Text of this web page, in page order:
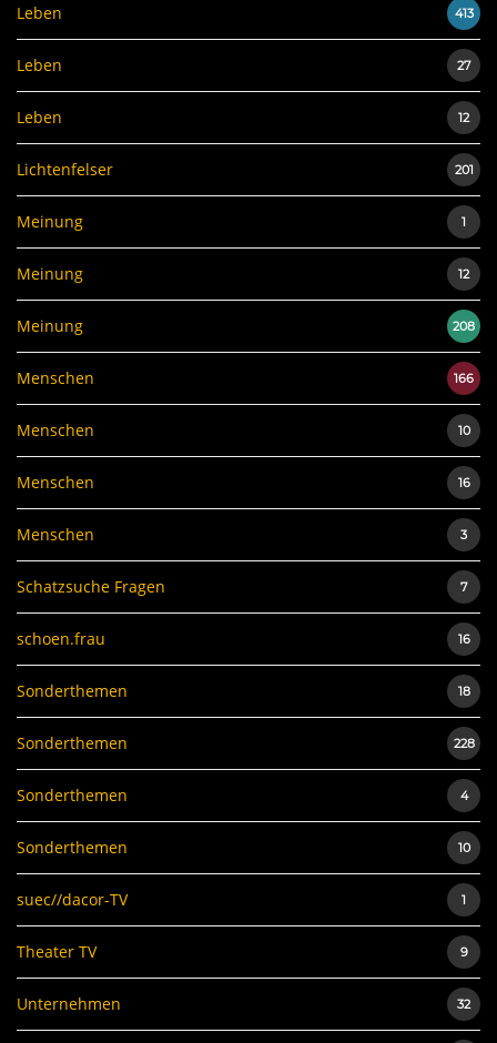
Leben 413
Leben 27
Leben 12
Lichtenfelser 201
Meinung 1
Meinung 12
Meinung 208
Menschen 166
Menschen 10
Menschen 16
Menschen 3
Schatzsuche Fragen 7
schoen.frau 16
Sonderthemen 18
Sonderthemen 228
Sonderthemen 4
Sonderthemen 10
suec//dacor-TV 1
Theater TV 9
Unternehmen 32